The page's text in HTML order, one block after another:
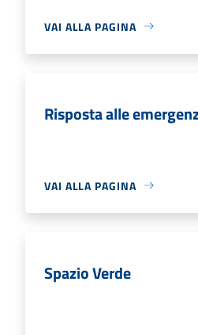
VAI ALLA PAGINA
Risposta alle
VAI ALLA PAGINA
Spazio Verde